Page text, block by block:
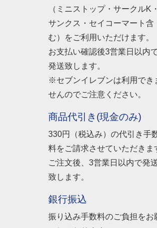
（ミニストップ・サークルK・
サンクス・セイコーマート含
む）をご利用いただけます。
お支払い確認後3営業日以内
発送致します。
※セブンイレブンは利用でき
せんのでご注意ください。
商品代引き(現金のみ)
330円（税込み）の代引き手
料をご請求させていただきま
ご注文後、3営業日以内で発
致します。
銀行振込
振り込み手数料のご負担をお